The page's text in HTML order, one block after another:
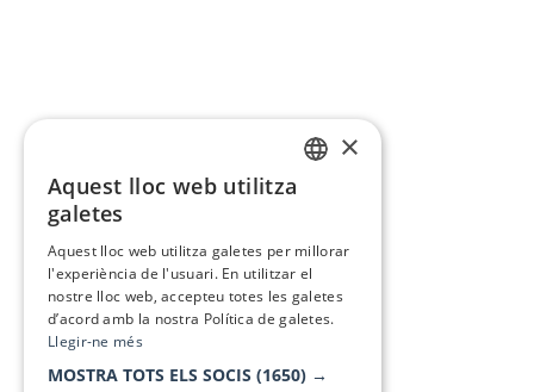
×
Aquest lloc web utilitza
galetes
Aquest lloc web utilitza galetes per millorar
l'experiència de l'usuari. En utilitzar el
nostre lloc web, accepteu totes les galetes
d’acord amb la nostra Política de galetes.
Llegir-ne més
MOSTRA TOTS ELS SOCIS (1650) →